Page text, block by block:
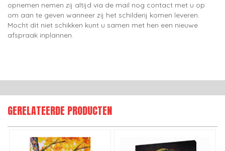
opnemen nemen zij altijd via de mail nog contact met u op
om aan te geven wanneer zij het schilderij komen leveren.
Mocht dit niet schikken kunt u samen met hen een nieuwe
afspraak inplannen.
GERELATEERDE PRODUCTEN